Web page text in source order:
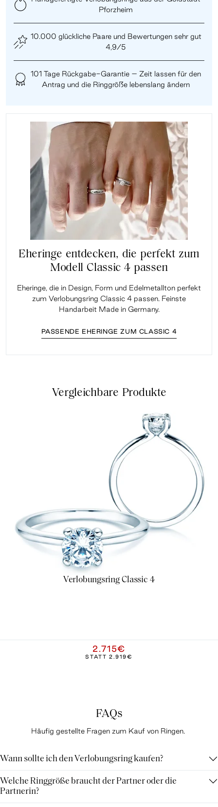
Pforzheim
10.000 glückliche Paare und Bewertungen sehr gut
4,9/5
101 Tage Rückgabe-Garantie – Zeit lassen für den
Antrag und die Ringgröße lebenslang ändern
Eheringe entdecken, die perfekt zum
Modell Classic 4 passen
Eheringe, die in Design, Form und Edelmetallton perfekt
zum Verlobungsring Classic 4 passen. Feinste
Handarbeit Made in Germany.
PASSENDE EHERINGE ZUM CLASSIC 4
Vergleichbare Produkte
Verlobungsring Classic 4
2.715€
STATT 2.919€
FAQs
Häufig gestellte Fragen zum Kauf von Ringen.
Wann sollte ich den Verlobungsring kaufen?
Welche Ringgröße braucht der Partner oder die
Partnerin?